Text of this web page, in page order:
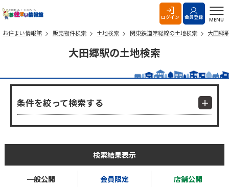
ログイン 会員登録 MENU
お住まい情報館 販売物件検索 土地検索 関東鉄道常総線の土地検索 大田郷
大田郷駅の土地検索
条件を絞って検索する
検索結果表示
一般公開 会員限定 店舗公開